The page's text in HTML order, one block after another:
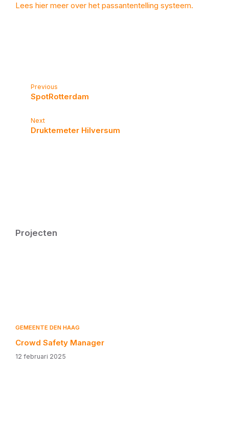
Lees hier meer over het passantentelling systeem.
Previous
SpotRotterdam
Next
Druktemeter Hilversum
Projecten
GEMEENTE DEN HAAG
Crowd Safety Manager
12 februari 2025